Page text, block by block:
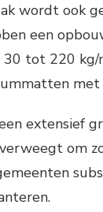
wordt ook
een
tot 220
extensief
om